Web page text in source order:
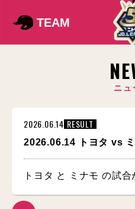
TEAM
ニュ
2026.06.14 RESULT
2026.06.14 トヨタ vs
トヨタ と ミナモ の試合